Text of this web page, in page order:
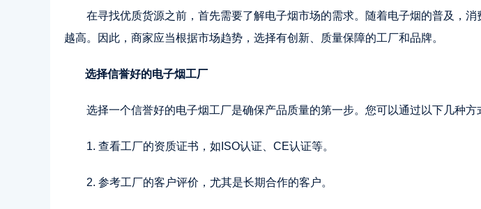
在寻找优质货源之前，首先需要了解电子烟市场的需求。随着电子烟的普及，
越高。因此，商家应当根据市场趋势，选择有创新、质量保障的工厂和品牌。
选择信誉好的电子烟工厂
选择一个信誉好的电子烟工厂是确保产品质量的第一步。您可以通过以下几种方
1. 查看工厂的资质证书，如ISO认证、CE认证等。
2. 参考工厂的客户评价，尤其是长期合作的客户。